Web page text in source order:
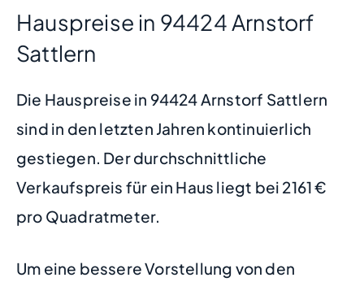
Hauspreise in 94424 Arnstorf
Sattlern
Die Hauspreise in 94424 Arnstorf Sattlern
sind in den letzten Jahren kontinuierlich
gestiegen. Der durchschnittliche
Verkaufspreis für ein Haus liegt bei 2161 €
pro Quadratmeter.
Um eine bessere Vorstellung von den